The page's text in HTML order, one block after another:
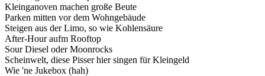
Kleinganoven machen große Beute
Parken mitten vor dem Wohngebäude
Steigen aus der Limo, so wie Kohlensäure
After-Hour aufm Rooftop
Sour Diesel oder Moonrocks
Scheinwelt, diese Pisser hier singen für Kleingeld
Wie 'ne Jukebox (hah)